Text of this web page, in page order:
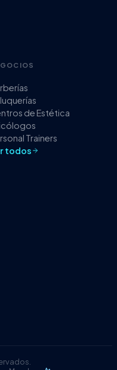
de Estética
Trainers
todos